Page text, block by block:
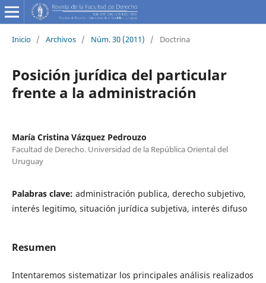
Inicio / Archivos / Núm. 30 (2011) / Doctrina
Posición jurídica del particular
frente a la administración
María Cristina Vázquez Pedrouzo
Facultad de Derecho. Universidad de la República Oriental del
Uruguay
Palabras clave: administración publica, derecho subjetivo,
interés legitimo, situación jurídica subjetiva, interés difuso
Resumen
Intentaremos sistematizar los principales análisis realizados